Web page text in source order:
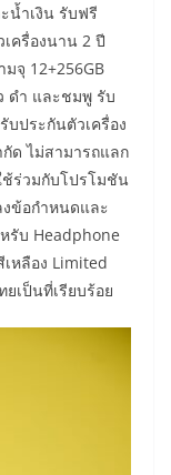
น้ำเงิน รับฟรี
ครื่องนาน 2 ปี
จุ 12+256GB
ดำ และชมพู รับ
ประกันตัวเครื่อง
ด ไม่สามารถแลก
ช้ร่วมกับโปรโมชัน
ข้อกำหนดและ
รับ Headphone
หลือง Limited
เป็นที่เรียบร้อย